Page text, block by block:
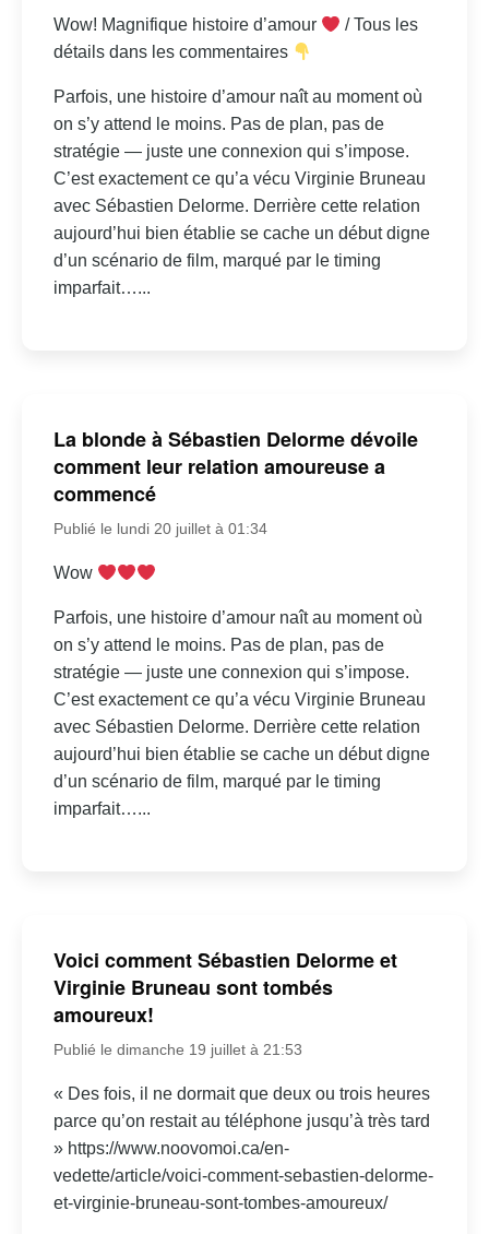
Wow! Magnifique histoire d’amour
/ Tous les
détails dans les commentaires
Parfois, une histoire d’amour naît au moment où
on s’y attend le moins. Pas de plan, pas de
stratégie — juste une connexion qui s’impose.
C’est exactement ce qu’a vécu Virginie Bruneau
avec Sébastien Delorme. Derrière cette relation
aujourd’hui bien établie se cache un début digne
d’un scénario de film, marqué par le timing
imparfait…...
La blonde à Sébastien Delorme dévoile
comment leur relation amoureuse a
commencé
Publié le lundi 20 juillet à 01:34
Wow
Parfois, une histoire d’amour naît au moment où
on s’y attend le moins. Pas de plan, pas de
stratégie — juste une connexion qui s’impose.
C’est exactement ce qu’a vécu Virginie Bruneau
avec Sébastien Delorme. Derrière cette relation
aujourd’hui bien établie se cache un début digne
d’un scénario de film, marqué par le timing
imparfait…...
Voici comment Sébastien Delorme et
Virginie Bruneau sont tombés
amoureux!
Publié le dimanche 19 juillet à 21:53
« Des fois, il ne dormait que deux ou trois heures
parce qu’on restait au téléphone jusqu’à très tard
» https://www.noovomoi.ca/en-
vedette/article/voici-comment-sebastien-delorme-
et-virginie-bruneau-sont-tombes-amoureux/